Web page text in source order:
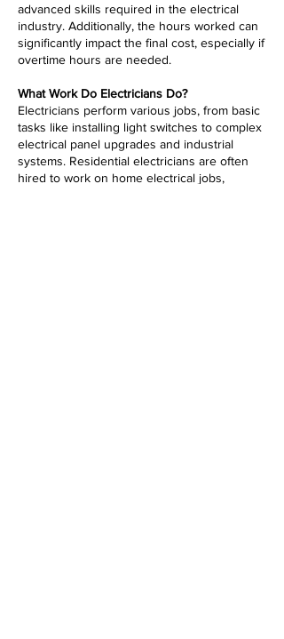
advanced skills required in the electrical
industry. Additionally, the hours worked can
significantly impact the final cost, especially if
overtime hours are needed.
What Work Do Electricians Do?
Electricians perform various jobs, from basic
tasks like installing light switches to complex
electrical panel upgrades and industrial
systems. Residential electricians are often
hired to work on home electrical jobs,